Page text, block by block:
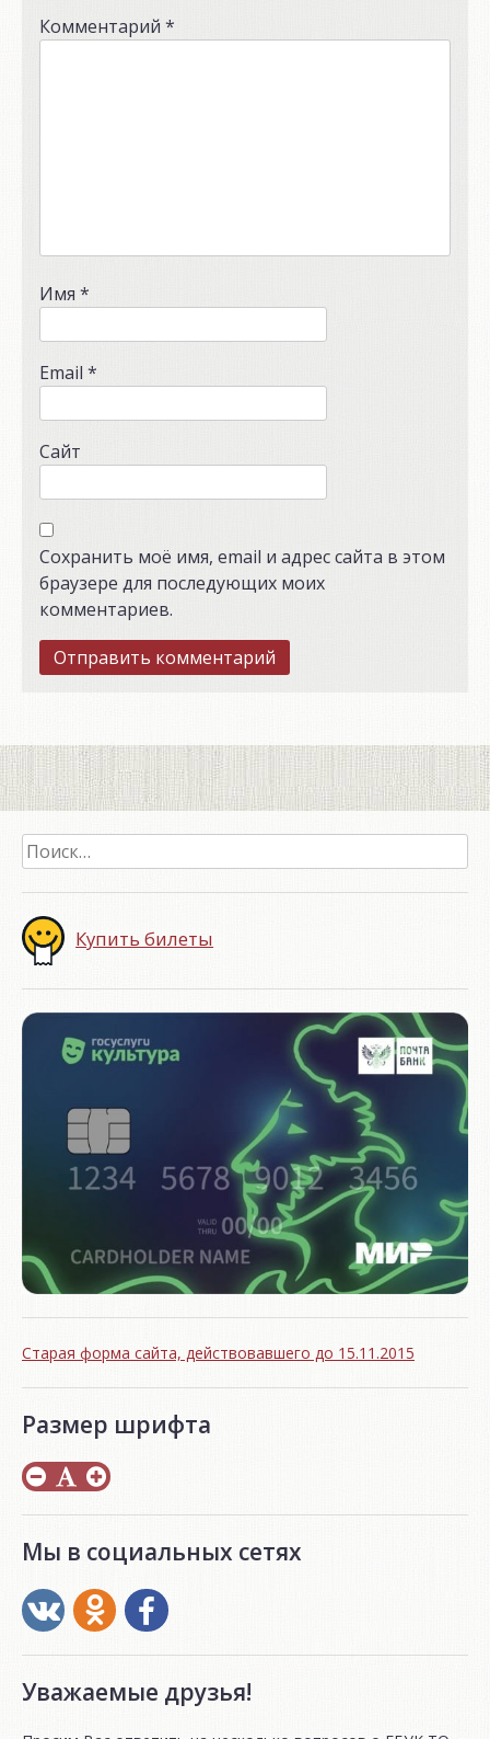
Комментарий *
Имя *
Email *
Сайт
Сохранить моё имя, email и адрес сайта в этом
браузере для последующих моих
комментариев.
Найти:
Купить билеты
Старая форма сайта, действовавшего до 15.11.2015
Размер шрифта
Мы в социальных сетях
Уважаемые друзья!